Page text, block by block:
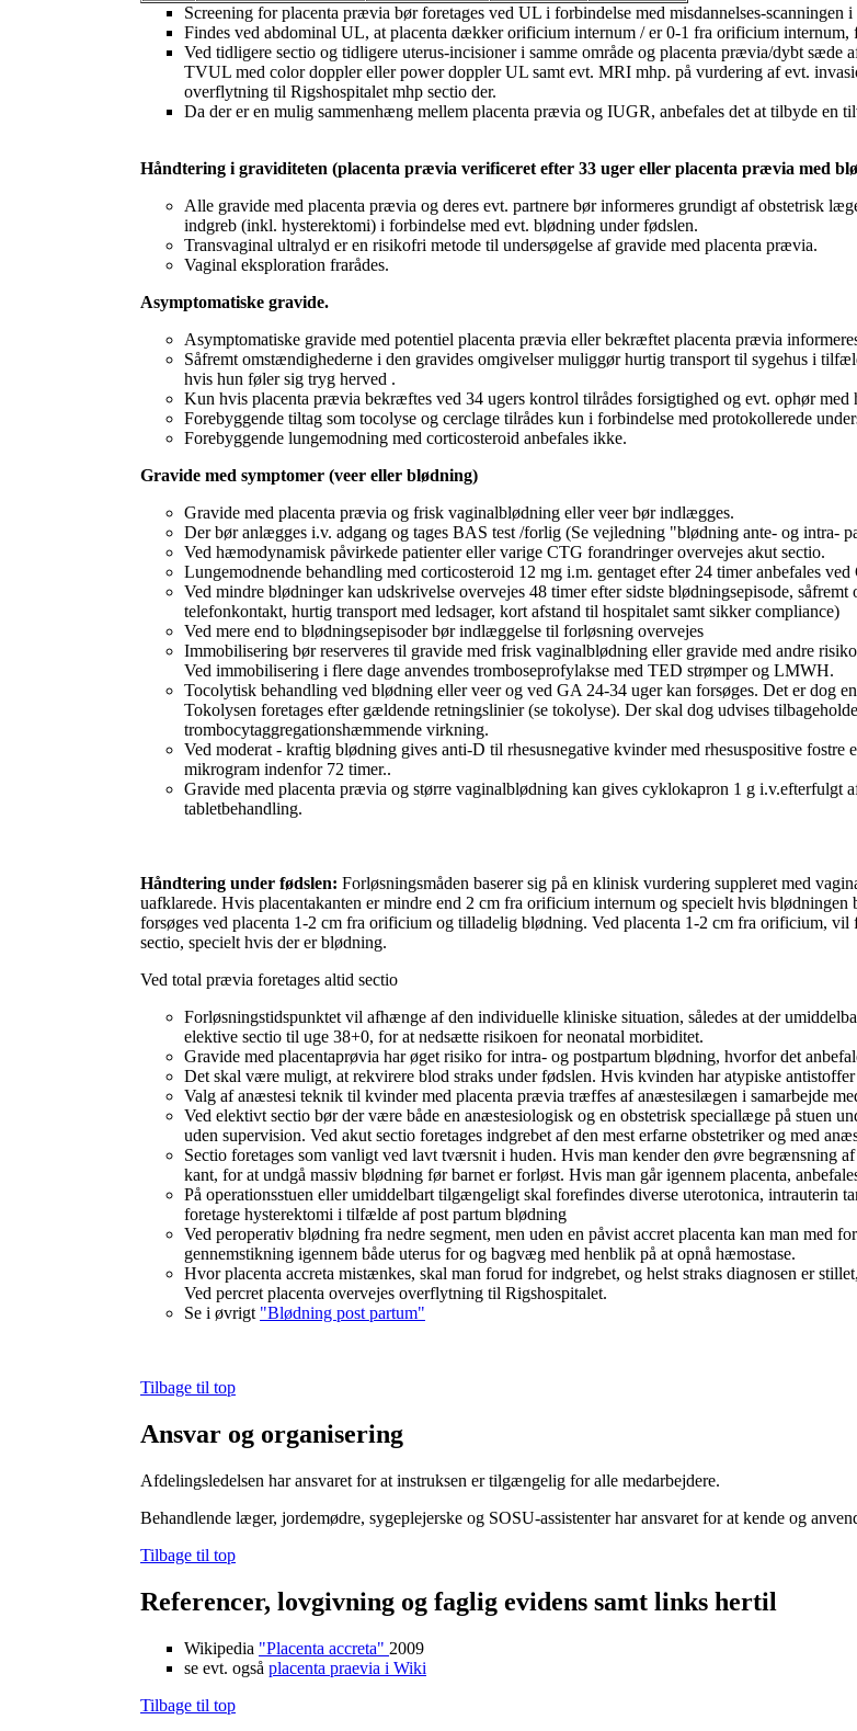
Screening for placenta prævia bør foretages ved UL i forbindelse med misdannelses-scanningen
Findes ved abdominal UL, at placenta dækker orificium internum / er 0-1 fra orificium internum,
Ved tidligere sectio og tidligere uterus-incisioner i samme område og placenta prævia/dybt
TVUL med color doppler eller power doppler UL samt evt. MRI mhp. på vurdering af evt.
overflytning til Rigshospitalet mhp sectio der.
Da der er en mulig sammenhæng mellem placenta prævia og IUGR, anbefales det at tilbyde en
Håndtering i graviditeten (placenta prævia verificeret efter 33 uger eller placenta prævia med
Alle gravide med placenta prævia og deres evt. partnere bør informeres grundigt af obstetrisk
indgreb (inkl. hysterektomi) i forbindelse med evt. blødning under fødslen.
Transvaginal ultralyd er en risikofri metode til undersøgelse af gravide med placenta prævia.
Vaginal eksploration frarådes.
Asymptomatiske gravide.
Asymptomatiske gravide med potentiel placenta prævia eller bekræftet placenta prævia
Såfremt omstændighederne i den gravides omgivelser muliggør hurtig transport til sygehus i
hvis hun føler sig tryg herved .
Kun hvis placenta prævia bekræftes ved 34 ugers kontrol tilrådes forsigtighed og evt. ophør
Forebyggende tiltag som tocolyse og cerclage tilrådes kun i forbindelse med protokollerede
Forebyggende lungemodning med corticosteroid anbefales ikke.
Gravide med symptomer (veer eller blødning)
Gravide med placenta prævia og frisk vaginalblødning eller veer bør indlægges.
Der bør anlægges i.v. adgang og tages BAS test /forlig (Se vejledning "blødning ante- og intra-
Ved hæmodynamisk påvirkede patienter eller varige CTG forandringer overvejes akut sectio.
Lungemodnende behandling med corticosteroid 12 mg i.m. gentaget efter 24 timer anbefales
Ved mindre blødninger kan udskrivelse overvejes 48 timer efter sidste blødningsepisode,
telefonkontakt, hurtig transport med ledsager, kort afstand til hospitalet samt sikker compliance)
Ved mere end to blødningsepisoder bør indlæggelse til forløsning overvejes
Immobilisering bør reserveres til gravide med frisk vaginalblødning eller gravide med andre
Ved immobilisering i flere dage anvendes tromboseprofylakse med TED strømper og LMWH.
Tocolytisk behandling ved blødning eller veer og ved GA 24-34 uger kan forsøges. Det er dog
Tokolysen foretages efter gældende retningslinier (se tokolyse). Der skal dog udvises
trombocytaggregationshæmmende virkning.
Ved moderat - kraftig blødning gives anti-D til rhesusnegative kvinder med rhesuspositive fostre
mikrogram indenfor 72 timer..
Gravide med placenta prævia og større vaginalblødning kan gives cyklokapron 1 g
tabletbehandling.
Håndtering under fødslen: Forløsningsmåden baserer sig på en klinisk vurdering suppleret med
uafklarede. Hvis placentakanten er mindre end 2 cm fra orificium internum og specielt hvis
forsøges ved placenta 1-2 cm fra orificium og tilladelig blødning. Ved placenta 1-2 cm fra orificium,
sectio, specielt hvis der er blødning.
Ved total prævia foretages altid sectio
Forløsningstidspunktet vil afhænge af den individuelle kliniske situation, således at der
elektive sectio til uge 38+0, for at nedsætte risikoen for neonatal morbiditet.
Gravide med placentaprøvia har øget risiko for intra- og postpartum blødning, hvorfor det
Det skal være muligt, at rekvirere blod straks under fødslen. Hvis kvinden har atypiske
Valg af anæstesi teknik til kvinder med placenta prævia træffes af anæstesilægen i samarbejde
Ved elektivt sectio bør der være både en anæstesiologisk og en obstetrisk speciallæge på stuen
uden supervision. Ved akut sectio foretages indgrebet af den mest erfarne obstetriker og med
Sectio foretages som vanligt ved lavt tværsnit i huden. Hvis man kender den øvre begrænsning
kant, for at undgå massiv blødning før barnet er forløst. Hvis man går igennem placenta,
På operationsstuen eller umiddelbart tilgængeligt skal forefindes diverse uterotonica, intrauterin
foretage hysterektomi i tilfælde af post partum blødning
Ved peroperativ blødning fra nedre segment, men uden en påvist accret placenta kan man med
gennemstikning igennem både uterus for og bagvæg med henblik på at opnå hæmostase.
Hvor placenta accreta mistænkes, skal man forud for indgrebet, og helst straks diagnosen er
Ved percret placenta overvejes overflytning til Rigshospitalet.
Se i øvrigt "Blødning post partum"
Tilbage til top
Ansvar og organisering
Afdelingsledelsen har ansvaret for at instruksen er tilgængelig for alle medarbejdere.
Behandlende læger, jordemødre, sygeplejerske og SOSU-assistenter har ansvaret for at kende og
Tilbage til top
Referencer, lovgivning og faglig evidens samt links hertil
Wikipedia "Placenta accreta" 2009
se evt. også placenta praevia i Wiki
Tilbage til top